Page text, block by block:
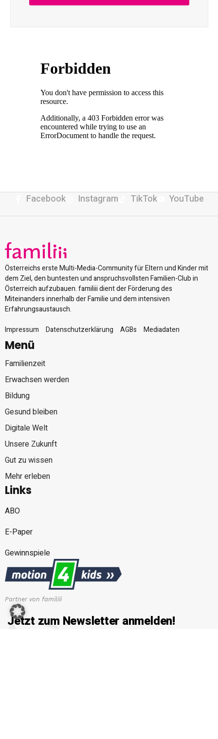
Facebook Instagram TikTok YouTube
Österreichs erste Multi-Media-Community für Eltern und Kinder mit
dem Ziel, den buntesten und anspruchsvollsten Familien-Club in
Österreich aufzubauen. familiii dient der Förderung des
Miteinanders innerhalb der Familie und dem intensiven
Erfahrungsaustausch.
Impressum
Datenschutzerklärung AGBs Mediadaten
Menü
Familienzeit
Erwachsen werden
Bildung
Gesund bleiben
Digitale Welt
Unsere Zukunft
Gut zu wissen
Mehr erleben
Links
ABO
E-Paper
Gewinnspiele
Partner von familiii
Jetzt zum Newsletter anmelden!